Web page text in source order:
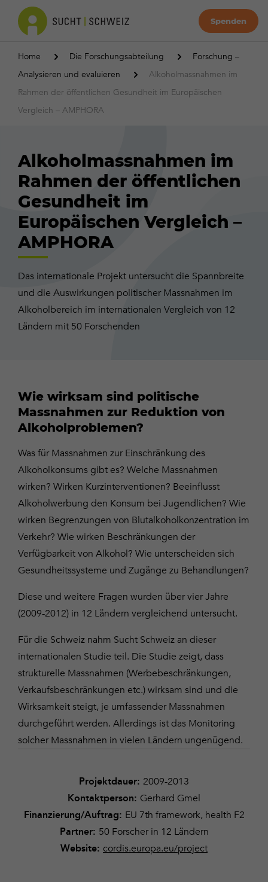
Spenden
Home Die Forschungsabteilung
Forschung –
Analysieren und evaluieren
Alkoholmassnahmen im
Rahmen der öffentlichen Gesundheit im Europäischen
Vergleich – AMPHORA
Alkoholmassnahmen im
Rahmen der öffentlichen
Gesundheit im
Europäischen Vergleich –
AMPHORA
Das internationale Projekt untersucht die Spannbreite
und die Auswirkungen politischer Massnahmen im
Alkoholbereich im internationalen Vergleich von 12
Ländern mit 50 Forschenden
Wie wirksam sind politische
Massnahmen zur Reduktion von
Alkoholproblemen?
Was für Massnahmen zur Einschränkung des
Alkoholkonsums gibt es? Welche Massnahmen
wirken? Wirken Kurzinterventionen? Beeinflusst
Alkoholwerbung den Konsum bei Jugendlichen? Wie
wirken Begrenzungen von Blutalkoholkonzentration im
Verkehr? Wie wirken Beschränkungen der
Verfügbarkeit von Alkohol? Wie unterscheiden sich
Gesundheitssysteme und Zugänge zu Behandlungen?
Diese und weitere Fragen wurden über vier Jahre
(2009-2012) in 12 Ländern vergleichend untersucht.
Für die Schweiz nahm Sucht Schweiz an dieser
internationalen Studie teil. Die Studie zeigt, dass
strukturelle Massnahmen (Werbebeschränkungen,
Verkaufsbeschränkungen etc.) wirksam sind und die
Wirksamkeit steigt, je umfassender Massnahmen
durchgeführt werden. Allerdings ist das Monitoring
solcher Massnahmen in vielen Ländern ungenügend.
Projektdauer: 2009-2013
Kontaktperson: Gerhard Gmel
Finanzierung/Auftrag: EU 7th framework, health F2
Partner: 50 Forscher in 12 Ländern
Website: cordis.europa.eu/project